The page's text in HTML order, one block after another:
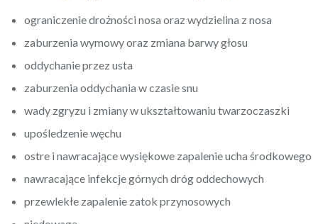
ograniczenie drożności nosa oraz wydzielina z nosa
zaburzenia wymowy oraz zmiana barwy głosu
oddychanie przez usta
zaburzenia oddychania w czasie snu
wady zgryzu i zmiany w ukształtowaniu twarzoczaszki
upośledzenie węchu
ostre i nawracające wysiękowe zapalenie ucha środkowego
nawracające infekcje górnych dróg oddechowych
przewlekłe zapalenie zatok przynosowych